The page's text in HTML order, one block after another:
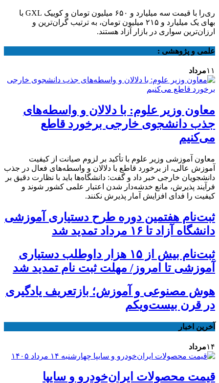
ری‌را با قیمت سه میلیارد و ۶۵۰ میلیون تومان و کوییک GXL با
بهای یک میلیارد و ۲۱۵ میلیون تومان، به ترتیب گران‌ترین و
ارزان‌ترین سواری در بازار آزاد هستند.
علمی و پژوهشی :
۱۱مرداد
معاون وزیر علوم: با دلالان و واسطه‌های
جذب دانشجوی خارجی برخورد قاطع
می‌کنیم
معاون آموزشی وزیر علوم با تأکید بر لزوم صیانت از کیفیت
آموزش عالی، از برخورد قاطع با دلالان و واسطه‌های فعال در جذب
دانشجویان خارجی خبر داد و گفت: دانشگاه‌ها باید با نظارت دقیق بر
فرآیند پذیرش، مانع خدشه‌دار شدن اعتبار علمی کشور شوند و
کیفیت را فدای افزایش آمار پذیرش نکنند.
ثبت‌نام هفتمین دوره طرح دستیاری آموزشی
دانشگاه آزاد تا ۱۶ مرداد تمدید شد
ثبت‌نام بیش از ۱۵ هزار داوطلب دستیاری
آموزشی تا امروز/ مهلت ثبت نام تمدید شد
هوش مصنوعی و آموزش؛ بازتعریف یادگیری
در قرن بیست‌ویکم
آخرین اخبار
۱۴مرداد
قیمت محصولات ایران‌خودرو و سایپا